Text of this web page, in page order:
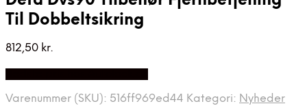
Til Dobbeltsikring
812,50 kr.
Varenummer (SKU): 516ff969ed44 Kategori: Nyheder